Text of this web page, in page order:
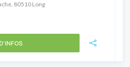
80510 Long